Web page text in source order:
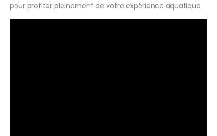
pour profiter pleinement de votre expérience aquatique.